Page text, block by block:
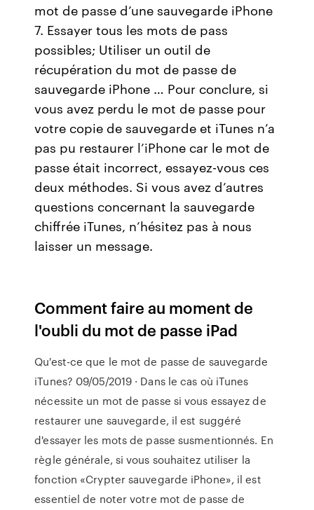
mot de passe d’une sauvegarde iPhone
7. Essayer tous les mots de pass
possibles; Utiliser un outil de
récupération du mot de passe de
sauvegarde iPhone … Pour conclure, si
vous avez perdu le mot de passe pour
votre copie de sauvegarde et iTunes n’a
pas pu restaurer l’iPhone car le mot de
passe était incorrect, essayez-vous ces
deux méthodes. Si vous avez d’autres
questions concernant la sauvegarde
chiffrée iTunes, n’hésitez pas à nous
laisser un message.
Comment faire au moment de
l'oubli du mot de passe iPad
Qu'est-ce que le mot de passe de sauvegarde
iTunes? 09/05/2019 · Dans le cas où iTunes
nécessite un mot de passe si vous essayez de
restaurer une sauvegarde, il est suggéré
d'essayer les mots de passe susmentionnés. En
règle générale, si vous souhaitez utiliser la
fonction «Crypter sauvegarde iPhone», il est
essentiel de noter votre mot de passe de